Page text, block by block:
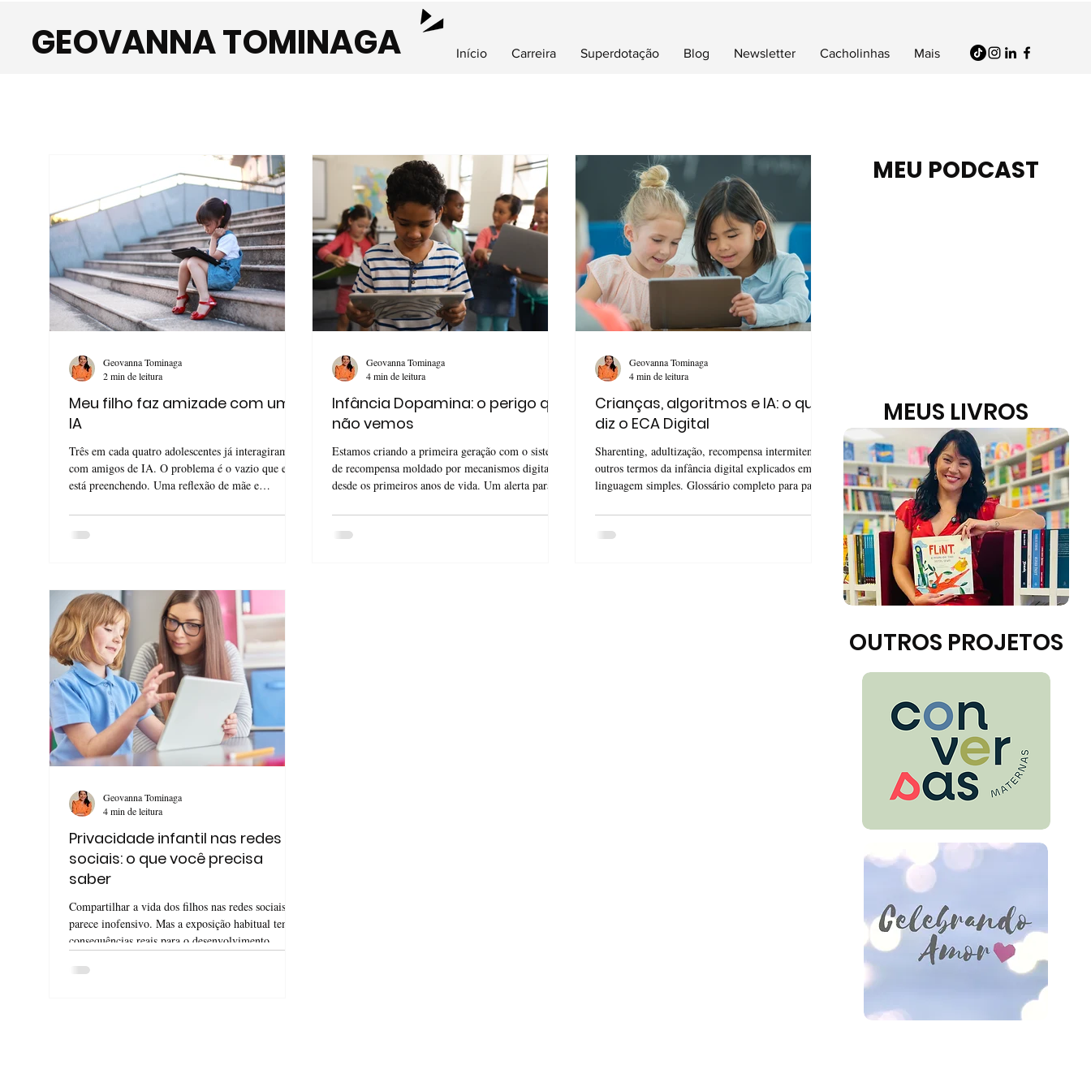
GEOVANNA TOMINAGA Início Carreira Superdotação Blog Newsletter Cacholinhas Mais
Meu filho faz amizade com uma
IA
Três em cada quatro adolescentes já interagiram
com amigos de IA. O problema é o vazio que ela
está preenchendo. Uma reflexão de mãe e
Geovanna Tominaga
2 min de leitura
Infância Dopamina: o perigo que
não vemos
Estamos criando a primeira geração com o sistema
de recompensa moldado por mecanismos digitais
desde os primeiros anos de vida. Um alerta para
Geovanna Tominaga
4 min de leitura
Crianças, algoritmos e IA: o que
diz o ECA Digital
Sharenting, adultização, recompensa intermitente e
outros termos da infância digital explicados em
linguagem simples. Glossário completo para pais.
Geovanna Tominaga
4 min de leitura
Privacidade infantil nas redes
sociais: o que você precisa
saber
Compartilhar a vida dos filhos nas redes sociais
parece inofensivo. Mas a exposição habitual tem
consequências reais para o desenvolvimento
Geovanna Tominaga
4 min de leitura
MEU PODCAST
MEUS LIVROS
OUTROS PROJETOS